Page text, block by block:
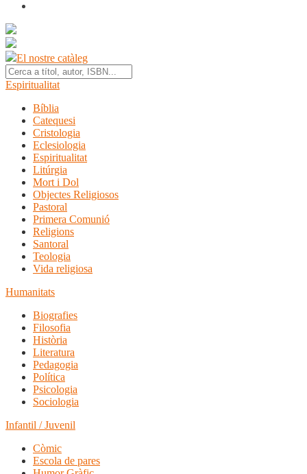
El nostre catàleg
Espiritualitat
Bíblia
Catequesi
Cristologia
Eclesiologia
Espiritualitat
Litúrgia
Mort i Dol
Objectes Religiosos
Pastoral
Primera Comunió
Religions
Santoral
Teologia
Vida religiosa
Humanitats
Biografies
Filosofia
Història
Literatura
Pedagogia
Política
Psicologia
Sociologia
Infantil / Juvenil
Còmic
Escola de pares